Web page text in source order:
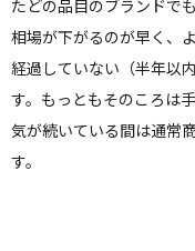
たどの品目のブランドで
相場が下がるのが早く、
経過していない（半年以
す。もっともそのころは
気が続いている間は通常
す。